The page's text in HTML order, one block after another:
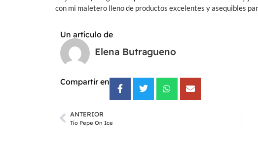
con mi maletero lleno de productos excelentes y asequibles
Un artículo de
Elena Butragueno
Compartir en
ANTERIOR
Tío Pepe On Ice